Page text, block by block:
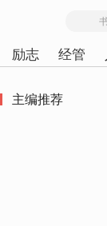
励志 经管
主编推荐